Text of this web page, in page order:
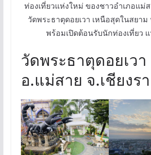
ท่องเที่ยวแห่งใหม่ ของชาวอำเภอแม่ส
วัดพระธาตุดอยเวา เหนือสุดในสยา
พร้อมเปิดต้อนรับนักท่องเที่ยว
วัดพระธาตุดอยเวา
อ.แม่สาย จ.เชียงร